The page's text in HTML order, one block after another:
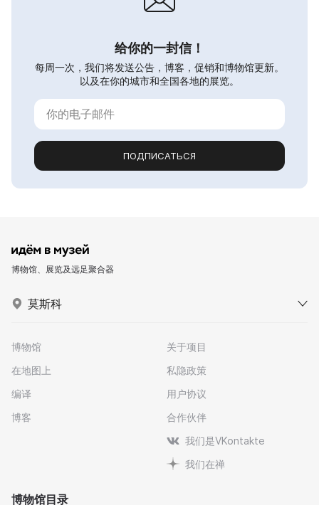
给你的一封信！
每周一次，我们将发送公告，博客，促销和博物馆更新。
以及在你的城市和全国各地的展览。
ПОДПИСАТЬСЯ
博物馆、展览及远足聚合器
莫斯科
博物馆
在地图上
编译
博客
关于项目
私隐政策
用户协议
合作伙伴
我们是VKontakte
我们在禅
博物馆目录